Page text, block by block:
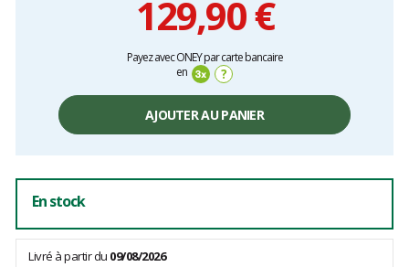
129,90 €
Payez avec ONEY par carte bancaire
en
?
AJOUTER AU PANIER
En stock
Livré à partir du 09/08/2026